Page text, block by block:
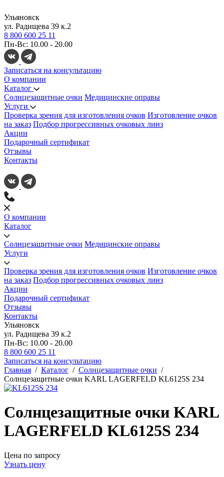
Ульяновск
ул. Радищева 39 к.2
8 800 600 25 11
Пн-Вс: 10.00 - 20.00
Записаться на консультацию
О компании
Каталог
Солнцезащитные очки Медицинские оправы
Услуги
Проверка зрения для изготовления очков Изготовление очков
на заказ Подбор прогрессивных очковых линз
Акции
Подарочный сертификат
Отзывы
Контакты
О компании
Каталог
Солнцезащитные очки Медицинские оправы
Услуги
Проверка зрения для изготовления очков Изготовление очков
на заказ Подбор прогрессивных очковых линз
Акции
Подарочный сертификат
Отзывы
Контакты
Ульяновск
ул. Радищева 39 к.2
Пн-Вс: 10.00 - 20.00
8 800 600 25 11
Записаться на консультацию
Главная / Каталог / Солнцезащитные очки /
Солнцезащитные очки KARL LAGERFELD KL6125S 234
Солнцезащитные очки KARL
LAGERFELD KL6125S 234
Цена по запросу
Узнать цену